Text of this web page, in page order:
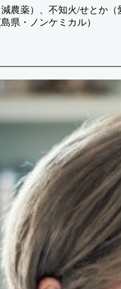
農薬）、不知火/せとか（
県・ノンケミカル）